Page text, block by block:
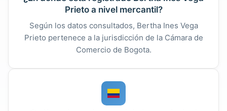
Prieto a nivel mercantil?
Según los datos consultados, Bertha Ines Vega
Prieto pertenece a la jurisdicción de la Cámara de
Comercio de Bogota.